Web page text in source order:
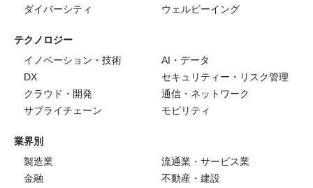
ダイバーシティ
ウェルビーイング
テクノロジー
イノベーション・技術
AI・データ
DX
セキュリティー・リスク管理
クラウド・開発
通信・ネットワーク
サプライチェーン
モビリティ
業界別
製造業
流通業・サービス業
金融
不動産・建設